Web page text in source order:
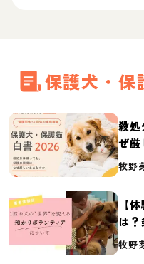
保護犬・保
殺
ぜ厳
体の
牧野
【
は
介
牧野